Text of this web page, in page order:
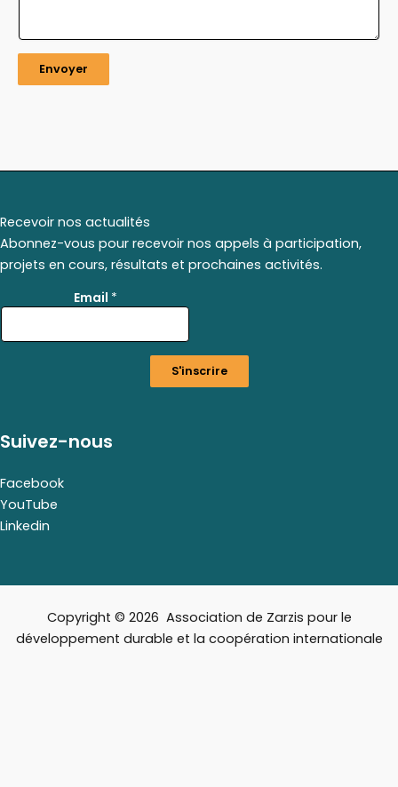
Envoyer
Recevoir nos actualités
Abonnez-vous pour recevoir nos appels à participation,
projets en cours, résultats et prochaines activités.
i
l
E
Email *
S'inscrire
Suivez-nous
Facebook
YouTube
Linkedin
Copyright © 2026 Association de Zarzis pour le
développement durable et la coopération internationale